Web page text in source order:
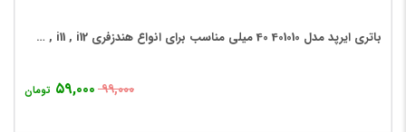
باتری ایرپد مدل 401010 40 میلی مناسب برای انواع هندزفری i11 , i12 , …
۹۹,۰۰۰ ۵۹,۰۰۰ تومان